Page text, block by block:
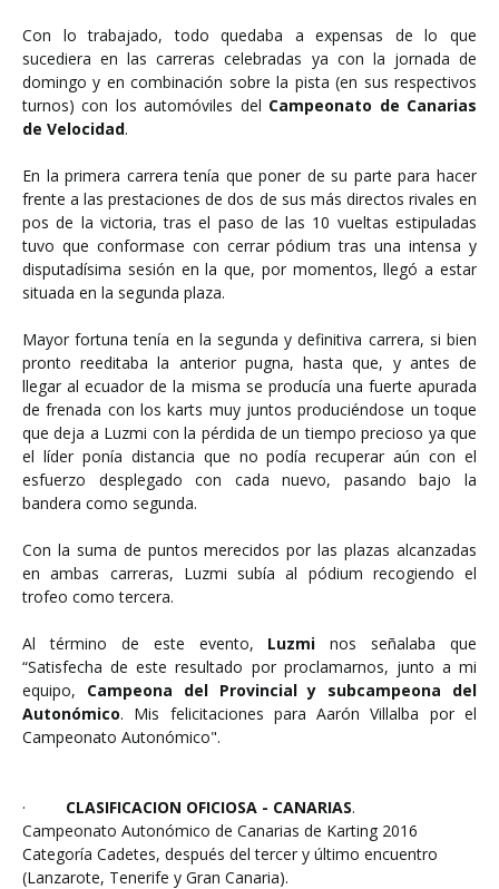
Con lo trabajado, todo quedaba a expensas de lo que
sucediera en las carreras celebradas ya con la jornada de
domingo y en combinación sobre la pista (en sus respectivos
turnos) con los automóviles del Campeonato de Canarias
de Velocidad.
En la primera carrera tenía que poner de su parte para hacer
frente a las prestaciones de dos de sus más directos rivales en
pos de la victoria, tras el paso de las 10 vueltas estipuladas
tuvo que conformase con cerrar pódium tras una intensa y
disputadísima sesión en la que, por momentos, llegó a estar
situada en la segunda plaza.
Mayor fortuna tenía en la segunda y definitiva carrera, si bien
pronto reeditaba la anterior pugna, hasta que, y antes de
llegar al ecuador de la misma se producía una fuerte apurada
de frenada con los karts muy juntos produciéndose un toque
que deja a Luzmi con la pérdida de un tiempo precioso ya que
el líder ponía distancia que no podía recuperar aún con el
esfuerzo desplegado con cada nuevo, pasando bajo la
bandera como segunda.
Con la suma de puntos merecidos por las plazas alcanzadas
en ambas carreras, Luzmi subía al pódium recogiendo el
trofeo como tercera.
Al término de este evento, Luzmi nos señalaba que
“Satisfecha de este resultado por proclamarnos, junto a mi
equipo, Campeona del Provincial y subcampeona del
Autonómico. Mis felicitaciones para Aarón Villalba por el
Campeonato Autonómico".
· CLASIFICACION OFICIOSA - CANARIAS.
Campeonato Autonómico de Canarias de Karting 2016
Categoría Cadetes, después del tercer y último encuentro
(Lanzarote, Tenerife y Gran Canaria).